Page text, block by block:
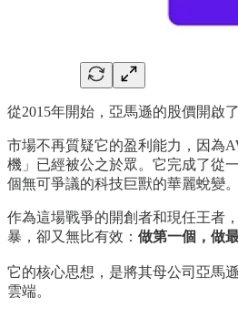
從2015年開始，亞馬遜的股價開啟
市場不再質疑它的盈利能力，因為
機」已經被公之於眾。它完成了從
個無可爭議的科技巨獸的華麗蛻變。
作為這場戰爭的開創者和現任王者
暴，卻又無比有效： 做第一個，做
它的核心思想，是將其母公司亞馬
雲端。